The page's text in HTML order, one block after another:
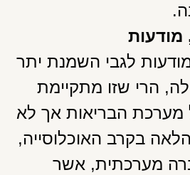
מודעות
לגבי השמנת יתר
לה, הרי שזו מתקיימת
הבריאות אך לא
בקרב האוכלוסייה,
מערכתית, אשר